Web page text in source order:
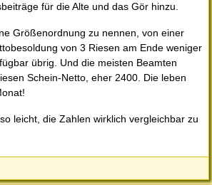
für die Alte und das Gör hinzu.
Größenordnung zu nennen, von einer
von 3 Riesen am Ende weniger
übrig. Und die meisten Beamten
Schein-Netto, eher 2400. Die leben
leicht, die Zahlen wirklich vergleichbar zu